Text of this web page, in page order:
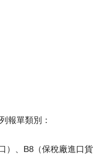
報單類別：
）、B8（保稅廠進口貨